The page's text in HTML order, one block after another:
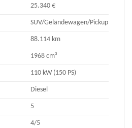
25.340 €
SUV/Geländewagen/Pickup
88.114 km
1968 cm³
110 kW (150 PS)
Diesel
5
4/5